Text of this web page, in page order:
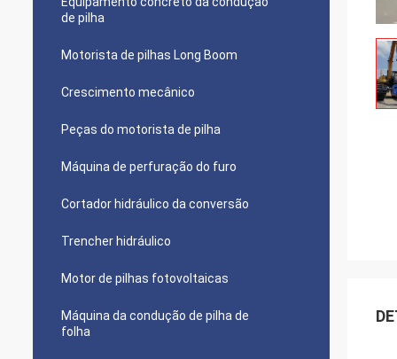
de pilha
Motorista de pilhas Long Boom
Crescimento mecânico
Peças do motorista de pilha
Máquina de perfuração do furo
Cortador hidráulico da conversão
Trencher hidráulico
Motor de pilhas fotovoltaicas
Máquina da condução de pilha de
folha